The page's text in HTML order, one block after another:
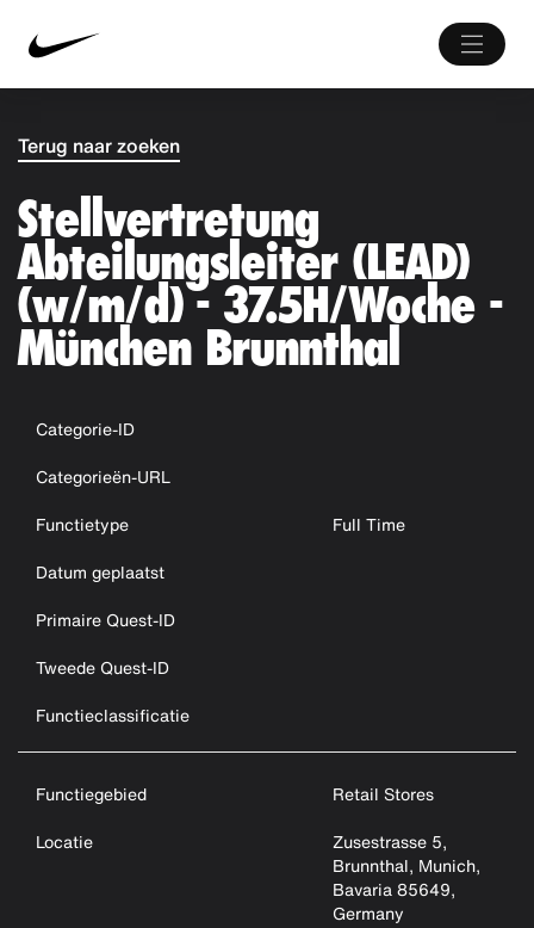
Terug naar zoeken
Stellvertretung
Abteilungsleiter (LEAD)
(w/m/d) - 37.5H/Woche -
München Brunnthal
Categorie-ID
Categorieën-URL
Functietype
Full Time
Datum geplaatst
Primaire Quest-ID
Tweede Quest-ID
Functieclassificatie
Functiegebied
Retail Stores
Locatie
Zusestrasse 5,
Brunnthal, Munich,
Bavaria 85649,
Germany